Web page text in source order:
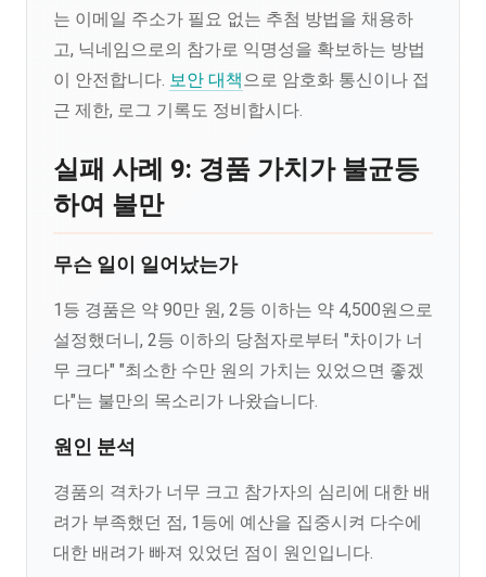
는 이메일 주소가 필요 없는 추첨 방법을 채용하
고, 닉네임으로의 참가로 익명성을 확보하는 방법
이 안전합니다. 보안 대책으로 암호화 통신이나 접
근 제한, 로그 기록도 정비합시다.
실패 사례 9: 경품 가치가 불균등
하여 불만
무슨 일이 일어났는가
1등 경품은 약 90만 원, 2등 이하는 약 4,500원으로
설정했더니, 2등 이하의 당첨자로부터 "차이가 너
무 크다" "최소한 수만 원의 가치는 있었으면 좋겠
다"는 불만의 목소리가 나왔습니다.
원인 분석
경품의 격차가 너무 크고 참가자의 심리에 대한 배
려가 부족했던 점, 1등에 예산을 집중시켜 다수에
대한 배려가 빠져 있었던 점이 원인입니다.